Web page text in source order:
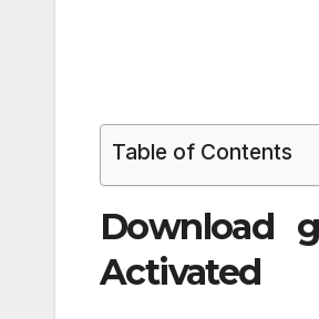
Table of Contents
Download
Activated